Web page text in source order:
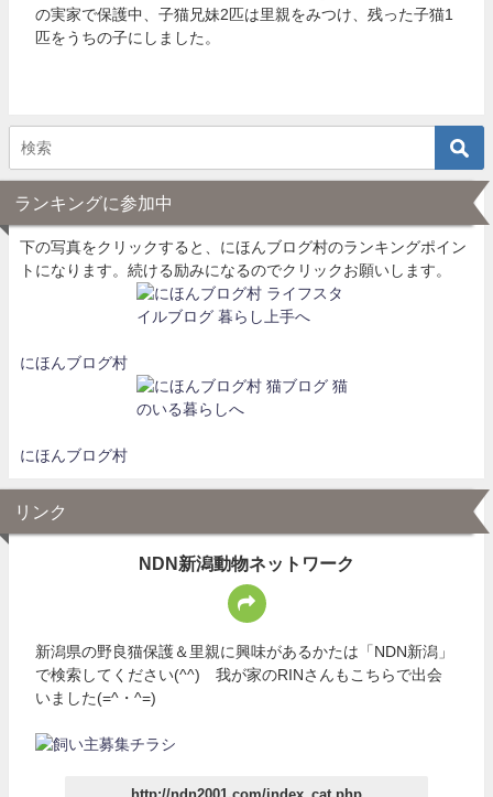
の実家で保護中、子猫兄妹2匹は里親をみつけ、残った子猫1
匹をうちの子にしました。
ランキングに参加中
下の写真をクリックすると、にほんブログ村のランキングポイン
トになります。続ける励みになるのでクリックお願いします。
にほんブログ村
にほんブログ村
リンク
NDN新潟動物ネットワーク
新潟県の野良猫保護＆里親に興味があるかたは「NDN新潟」
で検索してください(^^) 我が家のRINさんもこちらで出会
いました(=^・^=)
http://ndn2001.com/index_cat.php